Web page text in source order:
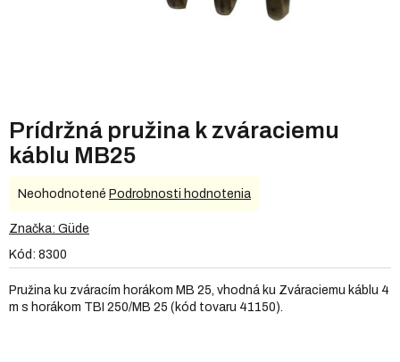
Prídržná pružina k zváraciemu
káblu MB25
Kód: 8300
Pružina ku zváracím horákom MB 25, vhodná ku Zváraciemu káblu 4
m s horákom TBI 250/MB 25 (kód tovaru 41150).
Priemerné
produktu
0,0
5
hviezdičiek.
Neohodnotené Podrobnosti hodnotenia
Značka: Güde